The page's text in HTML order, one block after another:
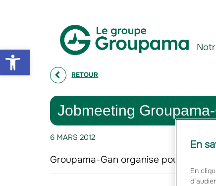
Open toolbar
RETOUR
Jobmeeting
6 MARS 2012
Groupama-Gan organise pour la
En
En